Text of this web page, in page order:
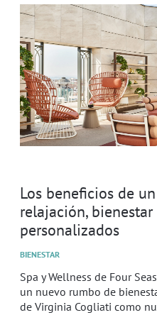
Los beneficios de
relajación,
personalizados
BIENESTAR
Spa y Wellness de Four
un nuevo rumbo de
de Virginia Cogliati como